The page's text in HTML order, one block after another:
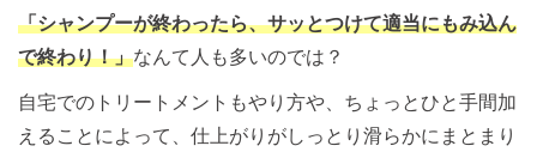
「シャンプーが終わったら、サッとつけて適当にもみ込ん
で終わり！」なんて人も多いのでは？
自宅でのトリートメントもやり方や、ちょっとひと手間加
えることによって、仕上がりがしっとり滑らかにまとまり